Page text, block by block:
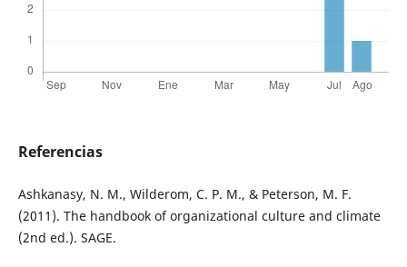
Referencias
Ashkanasy, N. M., Wilderom, C. P. M., & Peterson, M. F.
(2011). The handbook of organizational culture and climate
(2nd ed.). SAGE.